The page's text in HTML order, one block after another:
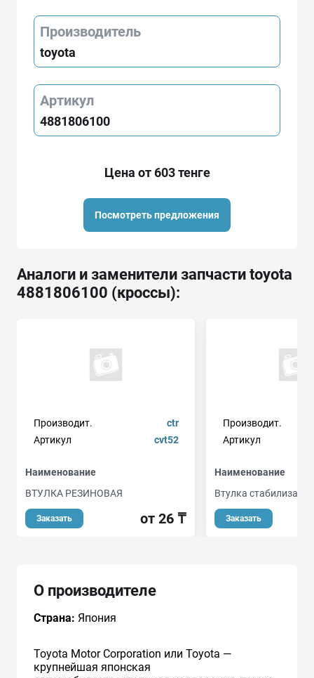
Производитель
toyota
Артикул
4881806100
Цена от 603 тенге
Посмотреть предложения
Аналоги и заменители запчасти toyota
4881806100 (кроссы):
Производит.
ctr
Артикул
cvt52
Наименование
ВТУЛКА РЕЗИНОВАЯ
Заказать от 26 ₸
Производит.
Артикул
Наименование
Втулка
Заказать
О производителе
Страна: Япония
Toyota Motor Corporation или Toyota —
крупнейшая японская